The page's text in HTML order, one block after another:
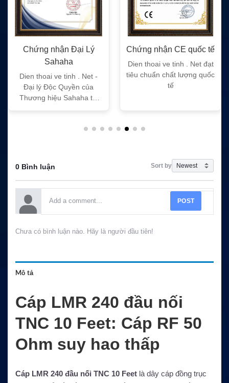
Chứng nhận CE quốc tế
Dien thoai ve tinh . Net đạt
tiêu chuẩn chất lượng quốc
tế
Chứng nhận FC quốc tế
Dien thoai ve tinh . Net đạt
tiêu chuẩn chất lượng quốc
0 Bình luận Sort by
POST
Chưa có bình luận nào. Hãy là người đầu tiên!
Mô tả
Cáp LMR 240 đầu nối
TNC 10 Feet: Cáp RF 50
Ohm suy hao thấp
Cáp LMR 240 đầu nối TNC 10 Feet là dây cáp đồng trục